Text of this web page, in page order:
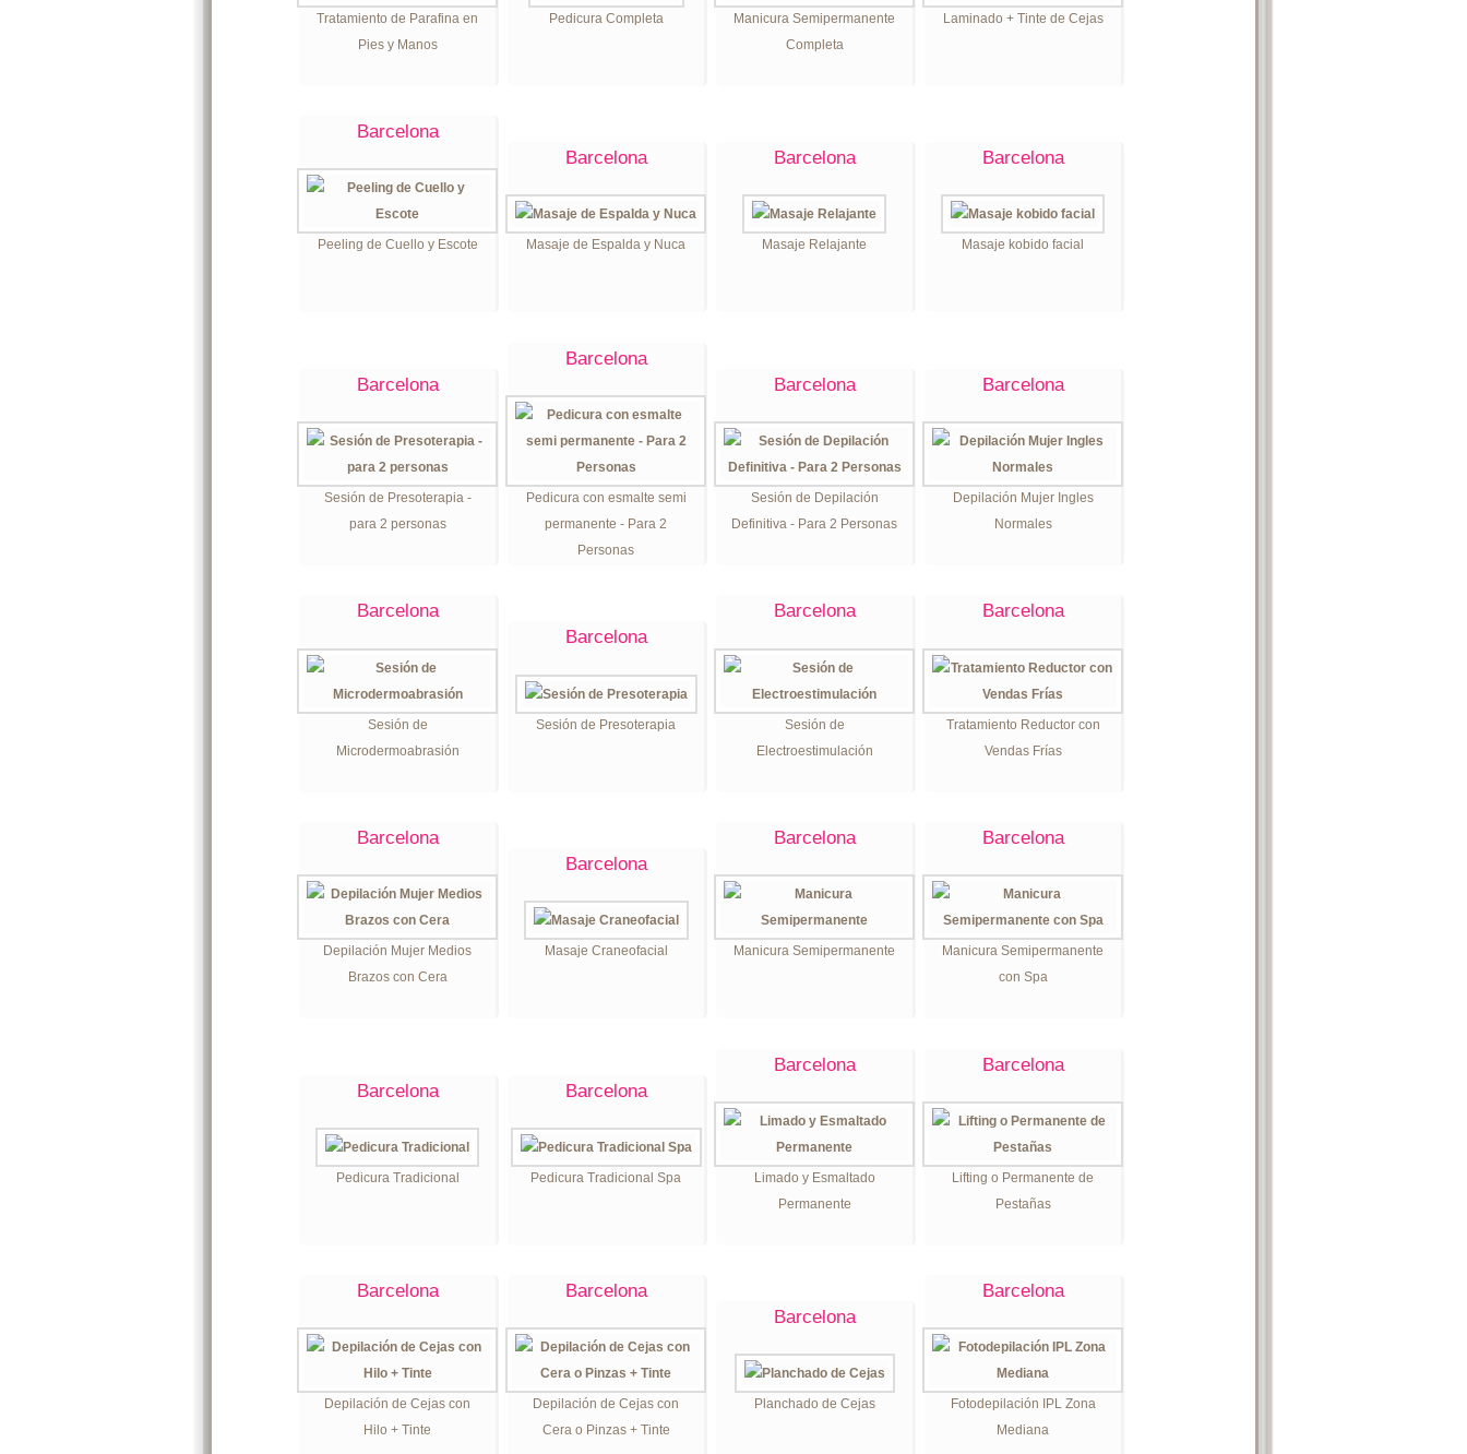
Tratamiento de Parafina en
Pies y Manos
Pedicura Completa
Manicura Semipermanente
Completa
Laminado + Tinte de Cejas
Barcelona
Peeling de Cuello y Escote
Barcelona
Masaje de Espalda y Nuca
Barcelona
Masaje Relajante
Barcelona
Masaje kobido facial
Barcelona
Sesión de Presoterapia -
para 2 personas
Barcelona
Pedicura con esmalte semi
permanente - Para 2
Personas
Barcelona
Sesión de Depilación
Definitiva - Para 2 Personas
Barcelona
Depilación Mujer Ingles
Normales
Barcelona
Sesión de
Microdermoabrasión
Barcelona
Sesión de Presoterapia
Barcelona
Sesión de
Electroestimulación
Barcelona
Tratamiento Reductor con
Vendas Frías
Barcelona
Depilación Mujer Medios
Brazos con Cera
Barcelona
Masaje Craneofacial
Barcelona
Manicura Semipermanente
Barcelona
Manicura Semipermanente
con Spa
Barcelona
Pedicura Tradicional
Barcelona
Pedicura Tradicional Spa
Barcelona
Limado y Esmaltado
Permanente
Barcelona
Lifting o Permanente de
Pestañas
Barcelona
Depilación de Cejas con
Hilo + Tinte
Barcelona
Depilación de Cejas con
Cera o Pinzas + Tinte
Barcelona
Planchado de Cejas
Barcelona
Fotodepilación IPL Zona
Mediana